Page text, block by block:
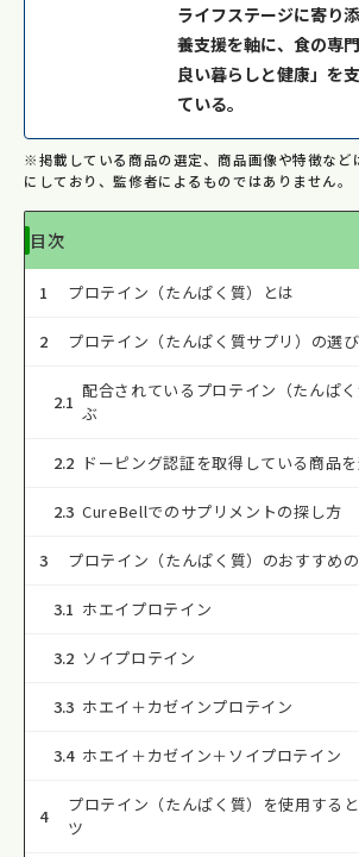
ライフステージに寄り
養支援を軸に、食の専
良い暮らしと健康」を
ている。
※掲載している商品の選定、商品画像や特徴など
にしており、監修者によるものではありません。
目次
1 プロテイン（たんぱく質）とは
2 プロテイン（たんぱく質サプリ）の選
2.1
配合されているプロテイン（たんぱ
ぶ
2.2 ドーピング認証を取得している商品
2.3 CureBellでのサプリメントの探し方
3 プロテイン（たんぱく質）のおすすめ
3.1 ホエイプロテイン
3.2 ソイプロテイン
3.3 ホエイ＋カゼインプロテイン
3.4 ホエイ＋カゼイン＋ソイプロテイン
4
プロテイン（たんぱく質）を使用する
ツ